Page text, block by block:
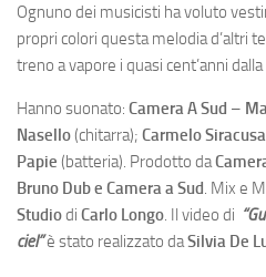
Ognuno dei musicisti ha voluto
propri colori questa melodia d’altri
treno a vapore i quasi cent’anni dalla
Hanno suonato: Camera A Sud –
Nasello(chitarra); Carmelo Siracusa
Papie (batteria). Prodotto da
Bruno Dub e Camera a Sud. Mix e
Studiodi Carlo Longo. Il video di
ciel”è stato realizzato daSilvia De